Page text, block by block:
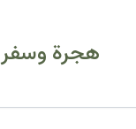
هجرة وسفر